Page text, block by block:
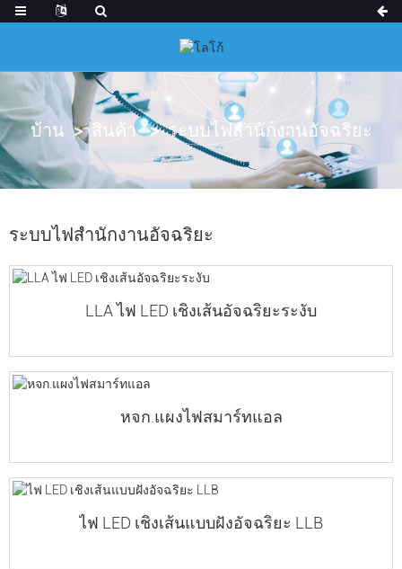
บ้าน สินค้า ระบบไฟสำนักงานอัจฉริยะ
ระบบไฟสำนักงานอัจฉริยะ
LLA ไฟ LED เชิงเส้นอัจฉริยะระงับ
หจก.แผงไฟสมาร์ทแอล
ไฟ LED เชิงเส้นแบบฝังอัจฉริยะ LLB